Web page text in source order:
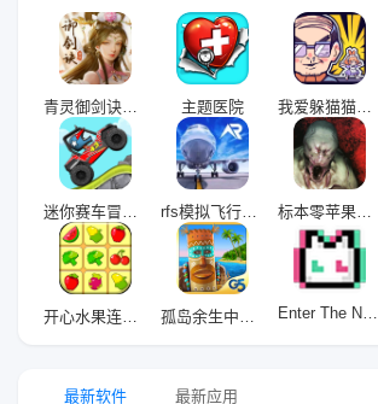
青灵御剑诀九游版 主题医院 我爱躲猫猫九游版
迷你赛车冒险最新版(Mini Racing) rfs模拟飞行安卓版 标本零苹果版(Specimen Zero)
开心水果连连看2九游版 孤岛余生中文版 Enter The Nyangeon
最新软件 最新应用